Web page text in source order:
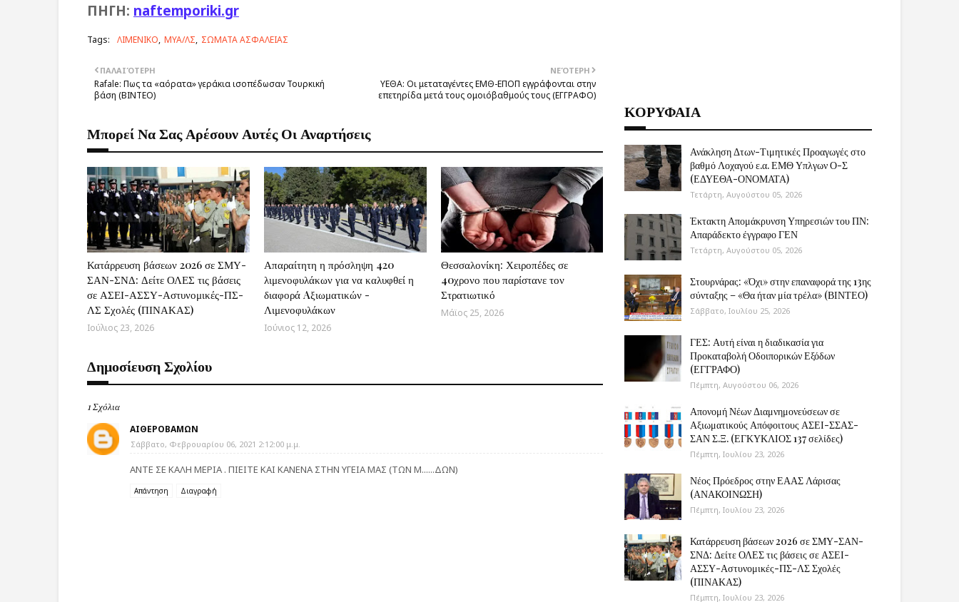
ΠΗΓΗ: naftemporiki.gr
Tags: ΛΙΜΕΝΙΚΟ ΜΥΑ/ΛΣ ΣΩΜΑΤΑ ΑΣΦΑΛΕΙΑΣ
ΝΕΌΤΕΡΗ
ΥΕΘΑ: Οι μεταταγέντες ΕΜΘ-ΕΠΟΠ εγγράφονται στην
επετηρίδα μετά τους ομοιόβαθμούς τους (ΕΓΓΡΑΦΟ)
ΠΑΛΑΙΌΤΕΡΗ
Rafale: Πως τα «αόρατα» γεράκια ισοπέδωσαν Τουρκική
βάση (BINTEO)
Μπορεί Να Σας Αρέσουν Αυτές Οι Αναρτήσεις
Κατάρρευση βάσεων 2026 σε ΣΜΥ-
ΣΑΝ-ΣΝΔ: Δείτε ΟΛΕΣ τις βάσεις
σε ΑΣΕΙ-ΑΣΣΥ-Αστυνομικές-ΠΣ-
ΛΣ Σχολές (ΠΙΝΑΚΑΣ)
Ιούλιος 23, 2026
Απαραίτητη η πρόσληψη 420
λιμενοφυλάκων για να καλυφθεί η
διαφορά Aξιωματικών -
Λιμενοφυλάκων
Ιούνιος 12, 2026
Θεσσαλονίκη: Χειροπέδες σε
40χρονο που παρίστανε τον
Στρατιωτικό
Μάϊος 25, 2026
Δημοσίευση Σχολίου
1 Σχόλια
ΑΙΘΕΡΟΒΑΜΩΝ
Σάββατο, Φεβρουαρίου 06, 2021 2:12:00 μ.μ.
ΑΝΤΕ ΣΕ ΚΑΛΗ ΜΕΡΙΑ . ΠΙΕΙΤΕ ΚΑΙ ΚΑΝΕΝΑ ΣΤΗΝ ΥΓΕΙΑ ΜΑΣ (ΤΩΝ Μ......ΔΩΝ)
Απάντηση Διαγραφή
ΚΟΡΥΦΑΙΑ
Ανάκληση Δτων-Τιμητικές Προαγωγές στο
βαθμό Λοχαγού ε.α. ΕΜΘ Υπλγων Ο-Σ
(ΕΔΥΕΘΑ-ΟΝΟΜΑΤΑ)
Τετάρτη, Αυγούστου 05, 2026
Έκτακτη Απομάκρυνση Υπηρεσιών του ΠΝ:
Απαράδεκτο έγγραφο ΓΕΝ
Τετάρτη, Αυγούστου 05, 2026
Στουρνάρας: «Όχι» στην επαναφορά της 13ης
σύνταξης – «Θα ήταν μία τρέλα» (ΒΙΝΤΕΟ)
Σάββατο, Ιουλίου 25, 2026
ΓΕΣ: Αυτή είναι η διαδικασία για
Προκαταβολή Οδοιπορικών Εξόδων
(ΕΓΓΡΑΦΟ)
Πέμπτη, Αυγούστου 06, 2026
Απονομή Νέων Διαμνημονεύσεων σε
Αξιωματικούς Απόφοιτους ΑΣΕΙ-ΣΣΑΣ-
ΣΑΝ Σ.Ξ. (ΕΓΚΥΚΛΙΟΣ 137 σελίδες)
Πέμπτη, Ιουλίου 23, 2026
Νέος Πρόεδρος στην ΕΑΑΣ Λάρισας
(ΑΝΑΚΟΙΝΩΣΗ)
Πέμπτη, Ιουλίου 23, 2026
Κατάρρευση βάσεων 2026 σε ΣΜΥ-ΣΑΝ-
ΣΝΔ: Δείτε ΟΛΕΣ τις βάσεις σε ΑΣΕΙ-
ΑΣΣΥ-Αστυνομικές-ΠΣ-ΛΣ Σχολές
(ΠΙΝΑΚΑΣ)
Πέμπτη, Ιουλίου 23, 2026